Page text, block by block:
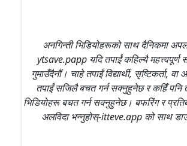
अनगिन्ती भिडियोहरूको साथ दैनिकमा
ytsave.papp यदि तपाईं कहिल्यै महत्त्वपूर्ण
गुमाउँदैनौं। चाहे तपाईं विद्यार्थी, सृष्टिकर्ता,
तपाईं सजिलै बचत गर्न सक्नुहुनेछ र कहिँ पनि
भिडियोहरू बचत गर्न सक्नुहुनेछ। बफरिंग र
अलविदा भन्नुहोस्-itteve.app को साथ